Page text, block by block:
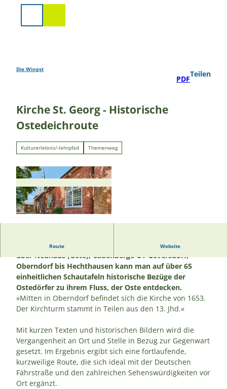
Die Wingst
PDF
Teilen
Kirche St. Georg - Historische
Ostedeichroute
Kulturerlebnis/-lehrpfad Themenweg
Route Website
Entlang der historischen Ostedeichroute von Belum
über Neuhaus (Oste), Cadenberge OT Geversdorf,
Oberndorf bis Hechthausen kann man auf über 65
einheitlichen Schautafeln historische Bezüge der
Ostedörfer zu ihrem Fluss, der Oste entdecken.
»Mitten in Oberndorf befindet sich die Kirche von 1653.
Der Kirchturm stammt in Teilen aus den 13. Jhd.«
Mit kurzen Texten und historischen Bildern wird die
Vergangenheit an Ort und Stelle in Bezug zur Gegenwart
gesetzt. Im Ergebnis ergibt sich eine fortlaufende,
kurzweilige Route, die sich ideal mit der Deutschen
Fährstraße und den zahlreichen Sehenswürdigkeiten vor
Ort ergänzt.